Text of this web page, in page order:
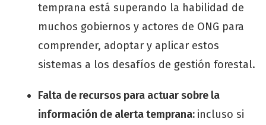
temprana está superando la habilidad de
muchos gobiernos y actores de ONG para
comprender, adoptar y aplicar estos
sistemas a los desafíos de gestión forestal.
Falta de recursos para actuar sobre la
información de alerta temprana: incluso si